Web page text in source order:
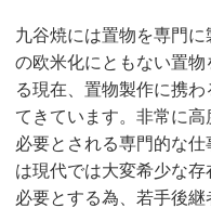
九谷焼には置物を専門
の欧米化にともない置
る現在、置物製作に携
てきています。非常に
必要とされる専門的な
は現代では大変希少な
必要とする為、若手後